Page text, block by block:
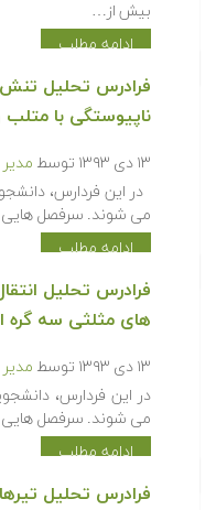
بیش از…
ادامه مطلب
فرادرس تحلیل
ناپیوستگی با
۱۳ دی ۱۳۹۳ توسط
در این فردارس،
می شوند. سرفصل هایی
ادامه مطلب
فرادرس تحلیل
های مثلثی سه گره
۱۳ دی ۱۳۹۳ توسط
در این فردارس،
می شوند. سرفصل هایی
ادامه مطلب
فرادرس تحلیل